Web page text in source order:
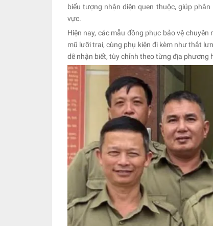
biểu tượng nhận diện quen thuộc, giúp
vực.
Hiện nay, các mẫu đồng phục bảo vệ
mũ lưỡi trai, cùng phụ kiện đi kèm như thắt
dễ nhận biết, tùy chỉnh theo từng địa phương